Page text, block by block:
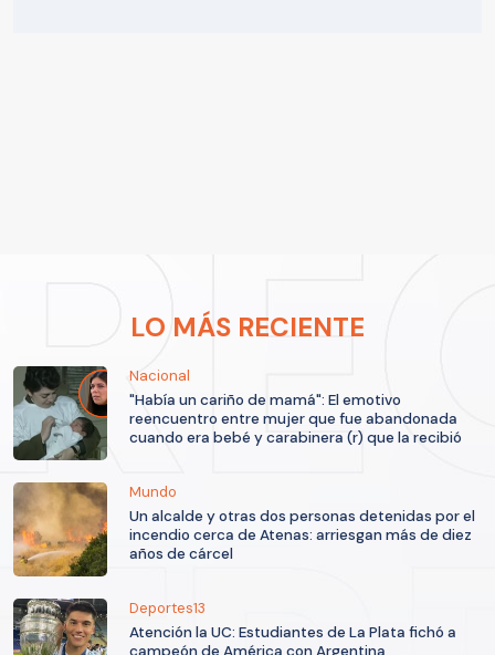
LO MÁS RECIENTE
Nacional
"Había un cariño de mamá": El emotivo
reencuentro entre mujer que fue abandonada
cuando era bebé y carabinera (r) que la recibió
Mundo
Un alcalde y otras dos personas detenidas por el
incendio cerca de Atenas: arriesgan más de diez
años de cárcel
Deportes13
Atención la UC: Estudiantes de La Plata fichó a
campeón de América con Argentina